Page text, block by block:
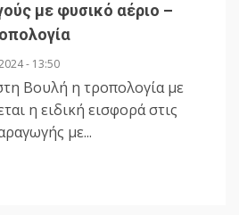
με φυσικό αέριο –
- 13:50
Βουλή η τροπολογία με
η ειδική εισφορά στις
με...